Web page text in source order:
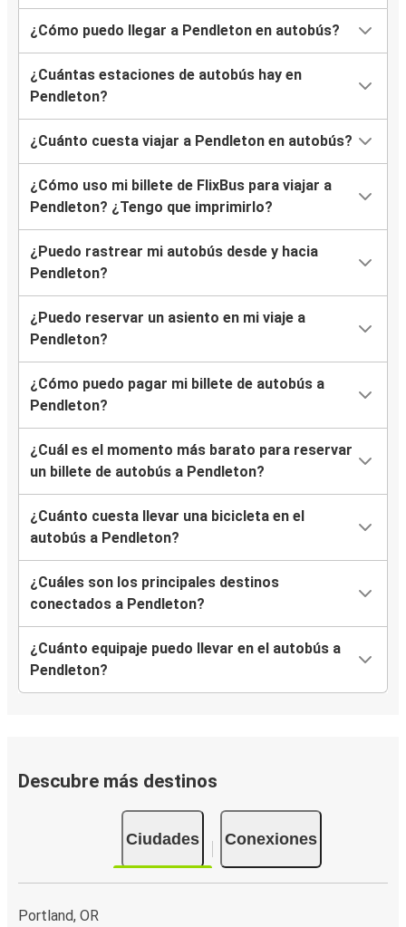
¿Cómo puedo llegar a Pendleton en autobús?
¿Cuántas estaciones de autobús hay en
Pendleton?
¿Cuánto cuesta viajar a Pendleton en autobús?
¿Cómo uso mi billete de FlixBus para viajar a
Pendleton? ¿Tengo que imprimirlo?
¿Puedo rastrear mi autobús desde y hacia
Pendleton?
¿Puedo reservar un asiento en mi viaje a
Pendleton?
¿Cómo puedo pagar mi billete de autobús a
Pendleton?
¿Cuál es el momento más barato para reservar
un billete de autobús a Pendleton?
¿Cuánto cuesta llevar una bicicleta en el
autobús a Pendleton?
¿Cuáles son los principales destinos
conectados a Pendleton?
¿Cuánto equipaje puedo llevar en el autobús a
Pendleton?
Descubre más destinos
Ciudades Conexiones
Portland, OR